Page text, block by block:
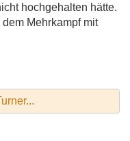
hochgehalten hätte.
Mehrkampf mit